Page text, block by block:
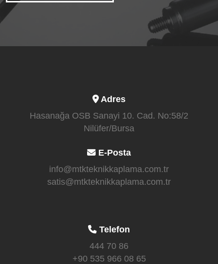
Adres
Hasanağa OSB Sanayi 10. Cad. No:58/2
Nilüfer/Bursa
E-Posta
info@mtkteknikkaplama.com.tr
satis@mtkteknikkaplama.com.tr
Telefon
444 70 86
+90 535 966 08 65